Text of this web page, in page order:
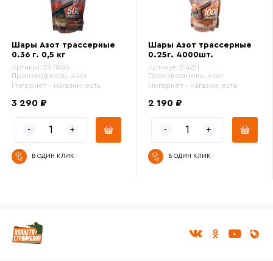
Шары Азот трассерные
0.36 г. 0,5 кг
Артикул: 287805
Производитель: Азот
Интернет - магазин: есть
3 290 ₽
В ОДИН КЛИК
Шары Азот трассерные
0.25г. 4000шт.
Артикул: 214221
Производитель: Азот
Интернет - магазин: есть
2 190 ₽
В ОДИН КЛИК